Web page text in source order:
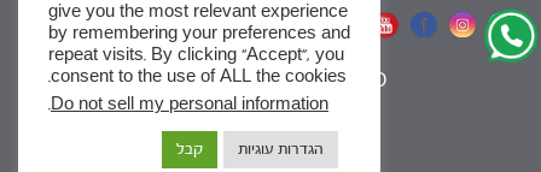
אתר שומר שבת
SEO
|
give you the most relevant experience
by remembering your preferences and
repeat visits. By clicking “Accept”, you
consent to the use of ALL the cookies.
Do not sell my personal information
.
הגדרות עוגיות קבל
x